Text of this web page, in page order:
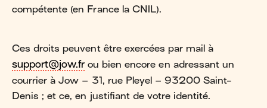
compétente (en France la CNIL).
Ces droits peuvent être exercées par mail à
support@jow.fr ou bien encore en adressant un
courrier à Jow – 31, rue Pleyel – 93200 Saint-
Denis ; et ce, en justifiant de votre identité.